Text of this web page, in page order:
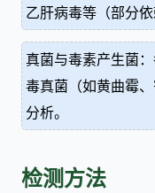
乙肝病毒等（部分依
真菌与毒素产生菌
毒真菌（如黄曲霉
分析。
检测方法